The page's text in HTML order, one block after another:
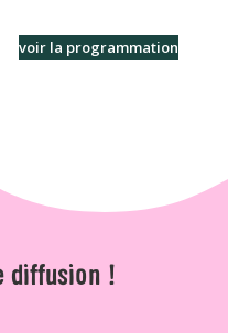
voir la programmation
diffusion !